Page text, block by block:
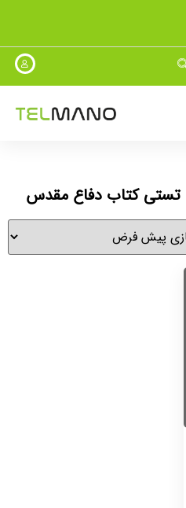
تستی کتاب دفاع مقدس